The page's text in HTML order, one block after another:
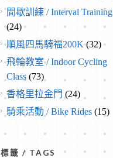
間歇訓練 / Interval Training
(24)
順風四馬騎福200K(32)
飛輪教室 / Indoor Cycling
Class (73)
香格里拉金門 (24)
騎乘活動 / Bike Rides (15)
標籤 / TAGS